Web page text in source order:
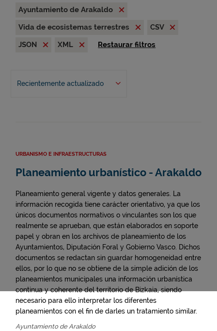
Ayuntamiento de Arakaldo
Vida de ecosistemas terrestres
CSV
JSON
XML Restaurar filtros
Recientemente actualizado
URBANISMO E INFRAESTRUCTURAS
Planeamiento urbanístico - Arakaldo
Planeamiento general vigente y datos generales. La
información recogida tiene carácter orientativo, ya que los
únicos documentos normativos o vinculantes son los que
realmente se aprueban, que están elaborados en soporte
papel y obran en los archivos de planeamiento de los
Ayuntamientos, Diputación Foral y Gobierno Vasco. Dichos
documentos se redactan sin guardar homogeneidad entre
ellos, por lo que no se obtiene de la simple adición de los
planeamientos municipales una información urbanística
continua y coherente del territorio de Bizkaia, siendo
necesario para ello interpretar los diferentes
planeamientos con el fin de darles un tratamiento similar.
Ayuntamiento de Arakaldo